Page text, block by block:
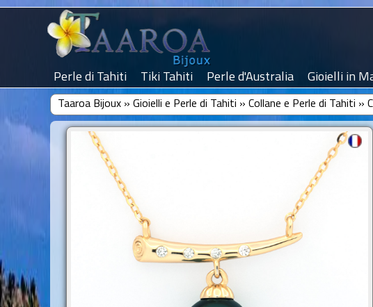
Perle di Tahiti Tiki Tahiti Perle d'Australia Gioielli in
Taaroa Bijoux» Gioielli e Perle di Tahiti » Collane e Perle di Tahiti »